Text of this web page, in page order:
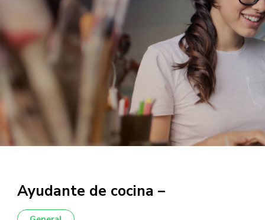
Ayudante de cocina –